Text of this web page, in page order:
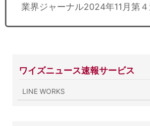
業界ジャーナル2024年11月第
ワイズニュース速報サービス
LINE WORKS